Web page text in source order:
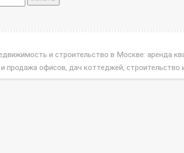
и строительство в Москве: аренда
продажа офисов, дач коттеджей,